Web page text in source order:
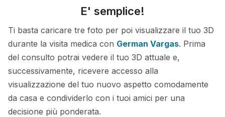
E' semplice!
Ti basta caricare tre foto per poi visualizzare il tuo 3D
durante la visita medica con German Vargas. Prima
del consulto potrai vedere il tuo 3D attuale e,
successivamente, ricevere accesso alla
visualizzazione del tuo nuovo aspetto comodamente
da casa e condividerlo con i tuoi amici per una
decisione più ponderata.